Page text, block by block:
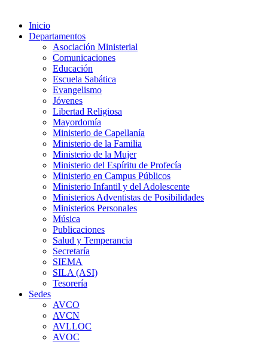
Inicio
Departamentos
Asociación Ministerial
Comunicaciones
Educación
Escuela Sabática
Evangelismo
Jóvenes
Libertad Religiosa
Mayordomía
Ministerio de Capellanía
Ministerio de la Familia
Ministerio de la Mujer
Ministerio del Espíritu de Profecía
Ministerio en Campus Públicos
Ministerio Infantil y del Adolescente
Ministerios Adventistas de Posibilidades
Ministerios Personales
Música
Publicaciones
Salud y Temperancia
Secretaría
SIEMA
SILA (ASI)
Tesorería
Sedes
AVCO
AVCN
AVLLOC
AVOC